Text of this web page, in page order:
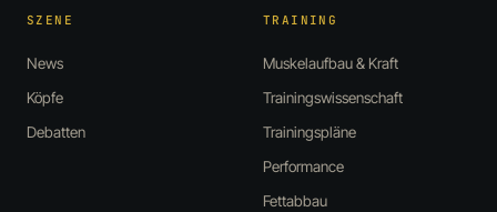
SZENE
News
Köpfe
Debatten
TRAINING
Muskelaufbau & Kraft
Trainingswissenschaft
Trainingspläne
Performance
Fettabbau